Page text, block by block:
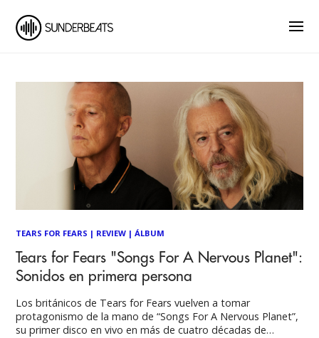
TEARS FOR FEARS | REVIEW |ÁLBUM
Tears for Fears "Songs For A Nervous Planet":
Sonidos en primera persona
Los británicos de Tears for Fears vuelven a tomar
protagonismo de la mano de “Songs For A Nervous Planet”,
su primer disco en vivo en más de cuatro décadas de